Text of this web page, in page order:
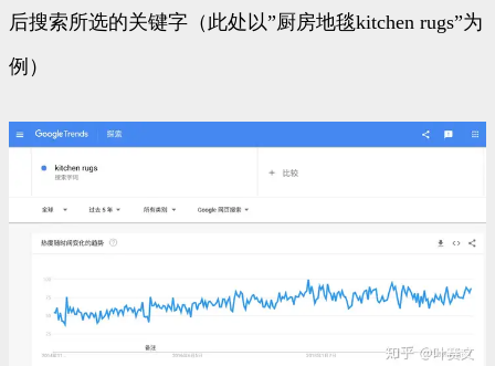
后搜索所选的关键字（此处以”厨房地毯kitchen rugs”为
例）